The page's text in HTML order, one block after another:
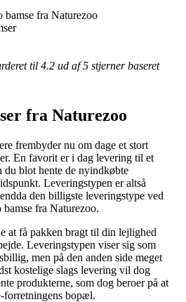
fra Naturezoo
til 4.2 ud af 5 stjerner baseret
fra Naturezoo
frembyder nu om dage et stort
En favorit er i dag levering til et
du blot hente de nyindkøbte
Leveringstypen er altså
den billigste leveringstype ved
fra Naturezoo.
at få pakken bragt til din lejlighed
Leveringstypen viser sig som
men på den anden side meget
kostelige slags levering vil dog
produkterne, som dog beroer på at
forretningens bopæl.